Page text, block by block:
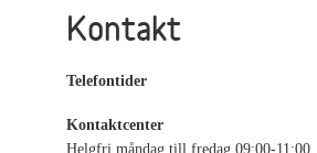
Kontakt
Telefontider
Kontaktcenter
Helgfri måndag till fredag 09:00-11:00